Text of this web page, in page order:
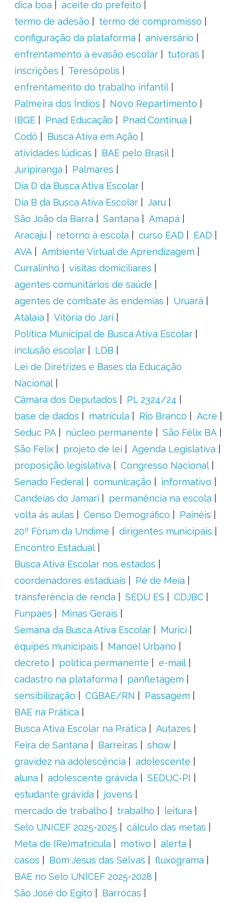
dica boa
aceite do prefeito
termo de adesão
termo de compromisso
configuração da plataforma
aniversário
enfrentamento à evasão escolar
tutoras
inscrições
Teresópolis
enfrentamento do trabalho infantil
Palmeira dos Índios
Novo Repartimento
IBGE
Pnad Educação
Pnad Contínua
Codó
Busca Ativa em Ação
atividades lúdicas
BAE pelo Brasil
Juripiranga
Palmares
Dia D da Busca Ativa Escolar
Dia B da Busca Ativa Escolar
Jaru
São João da Barra
Santana
Amapá
Aracaju
retorno à escola curso EAD
EAD
AVA
Ambiente Virtual de Aprendizagem
Curralinho
visitas domiciliares
agentes comunitários de saúde
agentes de combate às endemias
Uruará
Atalaia
Vitória do Jari
Política Municipal de Busca Ativa Escolar
inclusão escolar
LDB
Lei de Diretrizes e Bases da Educação
Nacional
Câmara dos Deputados
PL 2324/24
base de dados
matrícula Rio Branco
Acre
Seduc PA
núcleo permanente
São Félix BA
São Félix
projeto de lei
Agenda Legislativa
proposição legislativa
Congresso Nacional
Senado Federal
comunicação
informativo
Candeias do Jamari
permanência na escola
volta ás aulas
Censo Demográfico
Painéis
20º Fórum da Undime
dirigentes municipais
Encontro Estadual
Busca Ativa Escolar nos estados
coordenadores estaduais
Pé de Meia
transferência de renda
SEDU ES
CDJBC
Funpaes
Minas Gerais
Semana da Busca Ativa Escolar
Murici
equipes municipais
Manoel Urbano
decreto
política permanente
e-mail
cadastro na plataforma
panfletagem
sensibilização
CGBAE/RN
Passagem
BAE na Prática
Busca Ativa Escolar na Prática
Autazes
Feira de Santana
Barreiras
show
gravidez na adolescência
adolescente
aluna
adolescente grávida
SEDUC-PI
estudante grávida
jovens
mercado de trabalho
trabalho
leitura
Selo UNICEF 2025-2025
cálculo das metas
Meta de (Re)matrícula
motivo
alerta
casos
Bom Jesus das Selvas
fluxograma
BAE no Selo UNICEF 2025-2028
São José do Egito
Barrocas